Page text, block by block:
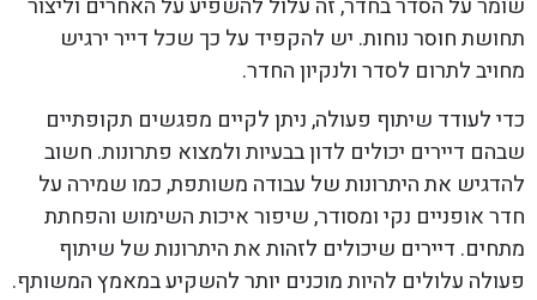
שומר על הסדר בחדר, זה עלול להשפיע על האחרים וליצור
תחושת חוסר נוחות. יש להקפיד על כך שכל דייר ירגיש
מחויב לתרום לסדר ולנקיון החדר.
כדי לעודד שיתוף פעולה, ניתן לקיים מפגשים תקופתיים
שבהם דיירים יכולים לדון בבעיות ולמצוא פתרונות. חשוב
להדגיש את היתרונות של עבודה משותפת, כמו שמירה על
חדר אופניים נקי ומסודר, שיפור איכות השימוש והפחתת
מתחים. דיירים שיכולים לזהות את היתרונות של שיתוף
פעולה עלולים להיות מוכנים יותר להשקיע במאמץ המשותף.